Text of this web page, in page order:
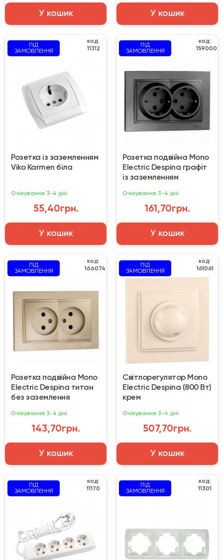
У кошик У кошик
ПІД
ЗАМОВЛЕННЯ
код:
11312
Розетка із заземленням
Viko Karmen біла
Очікування 3-4 дні
55,40грн.
У кошик
ПІД
ЗАМОВЛЕННЯ
код:
159000
Розетка подвійна Mono
Electric Despina графіт
із заземленням
Очікування 3-4 дні
161,70грн.
У кошик
ПІД
ЗАМОВЛЕННЯ
код:
166074
Розетка подвійна Mono
Electric Despina титан
без заземлення
Очікування 3-4 дні
143,70грн.
У кошик
ПІД
ЗАМОВЛЕННЯ
код:
161061
Світлорегулятор Mono
Electriс Despina (800 Вт)
крем
Очікування 3-4 дні
507,70грн.
У кошик
ПІД
ЗАМОВЛЕННЯ
код:
11170
ПІД
ЗАМОВЛЕННЯ
код:
11301